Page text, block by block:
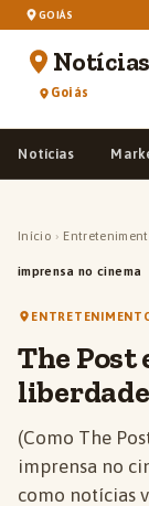
GOIÁS
Goiás
Notícias
Início ›
imprensa no cinema
The Post
(Como The
imprensa no
como notícias